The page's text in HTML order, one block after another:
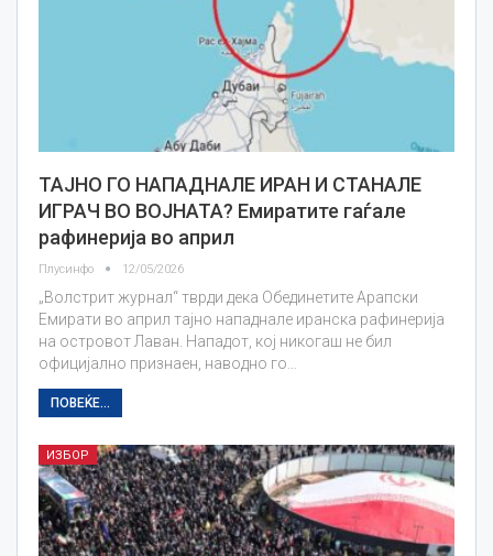
ТАЈНО ГО НАПАДНАЛЕ ИРАН И СТАНАЛЕ
ИГРАЧ ВО ВОЈНАТА? Емиратите гаѓале
рафинерија во април
Плусинфо 12/05/2026
„Волстрит журнал“ тврди дека Обединетите Арапски
Емирати во април тајно нападнале иранска рафинерија
на островот Лаван. Нападот, кој никогаш не бил
официјално признаен, наводно го…
ПОВЕЌЕ...
ИЗБОР